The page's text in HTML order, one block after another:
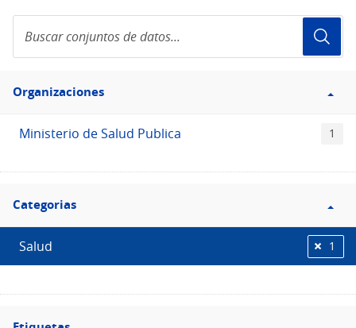
conjuntos
de
Filtro
Organizaciones
Organizaciones
Ministerio de Salud Publica 1
Filtro
Categorias
Categorias
Salud 1
Filtro